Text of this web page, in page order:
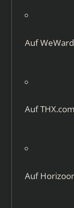
AufWeWard
Auf
Auf